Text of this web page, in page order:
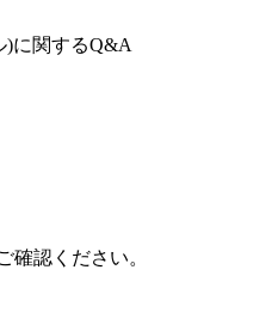
)に関するQ&A
確認ください。